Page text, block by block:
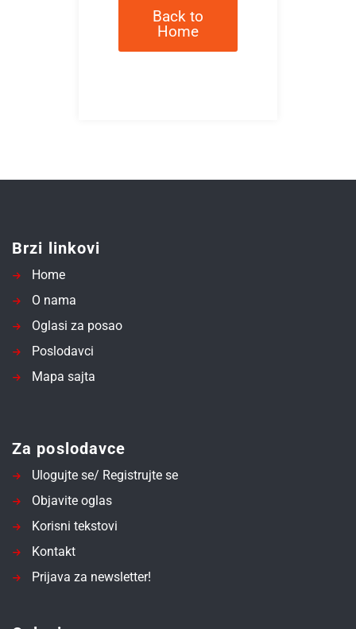
Back to
Home
Brzi linkovi
Home
O nama
Oglasi za posao
Poslodavci
Mapa sajta
Za poslodavce
Ulogujte se/ Registrujte se
Objavite oglas
Korisni tekstovi
Kontakt
Prijava za newsletter!